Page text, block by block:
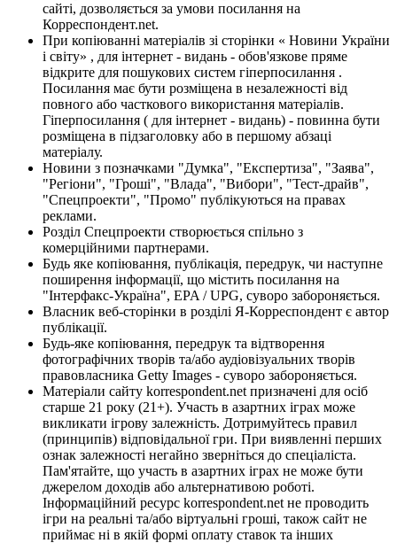
сайті, дозволяється за умови посилання на
Корреспондент.net.
При копіюванні матеріалів зі сторінки « Новини України
і світу» , для інтернет - видань - обов'язкове пряме
відкрите для пошукових систем гіперпосилання .
Посилання має бути розміщена в незалежності від
повного або часткового використання матеріалів.
Гіперпосилання ( для інтернет - видань) - повинна бути
розміщена в підзаголовку або в першому абзаці
матеріалу.
Новини з позначками "Думка", "Експертиза", "Заява",
"Регіони", "Гроші", "Влада", "Вибори", "Тест-драйв",
"Спецпроекти", "Промо" публікуються на правах
реклами.
Розділ Спецпроекти створюється спільно з
комерційними партнерами.
Будь яке копіювання, публікація, передрук, чи наступне
поширення інформації, що містить посилання на
"Інтерфакс-Україна", EPA / UPG, суворо забороняється.
Власник веб-сторінки в розділі Я-Корреспондент є автор
публікації.
Будь-яке копіювання, передрук та відтворення
фотографічних творів та/або аудіовізуальних творів
правовласника Getty Images - суворо забороняється.
Матеріали сайту korrespondent.net призначені для осіб
старше 21 року (21+). Участь в азартних іграх може
викликати ігрову залежність. Дотримуйтесь правил
(принципів) відповідальної гри. При виявленні перших
ознак залежності негайно зверніться до спеціаліста.
Пам'ятайте, що участь в азартних іграх не може бути
джерелом доходів або альтернативою роботі.
Інформаційний ресурс korrespondent.net не проводить
ігри на реальні та/або віртуальні гроші, також сайт не
приймає ні в якій формі оплату ставок та інших